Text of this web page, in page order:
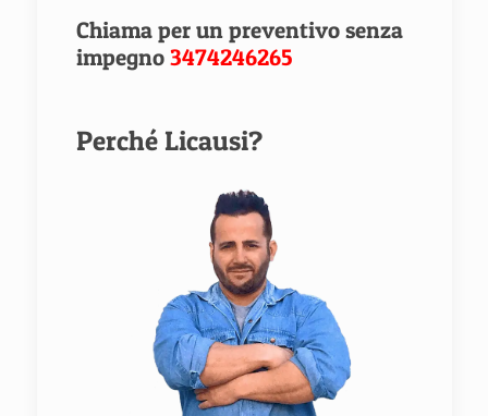
Chiama per un preventivo senza
impegno 3474246265
Perché Licausi?